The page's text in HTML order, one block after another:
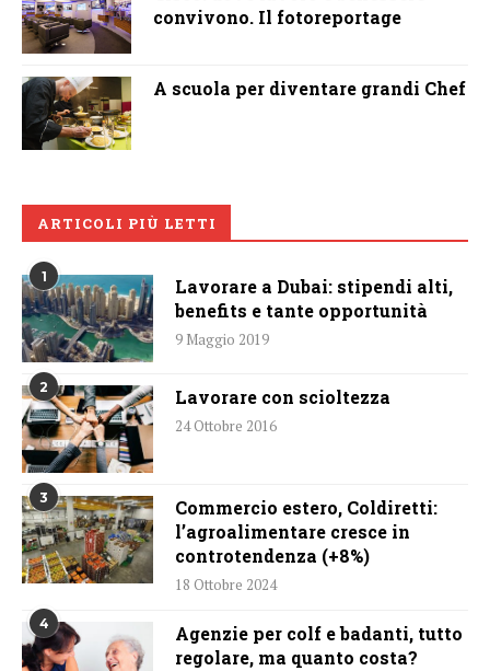
convivono. Il fotoreportage
A scuola per diventare grandi Chef
ARTICOLI PIÙ LETTI
1
Lavorare a Dubai: stipendi alti,
benefits e tante opportunità
9 Maggio 2019
2 Lavorare con scioltezza
24 Ottobre 2016
3
Commercio estero, Coldiretti:
l’agroalimentare cresce in
controtendenza (+8%)
18 Ottobre 2024
4
Agenzie per colf e badanti, tutto
regolare, ma quanto costa?